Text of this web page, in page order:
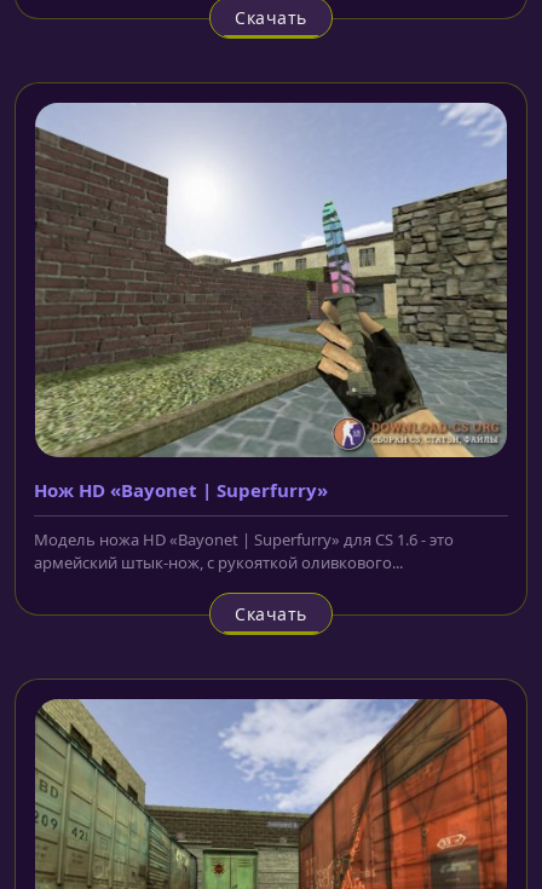
Скачать
Нож HD «Bayonet | Superfurry»
Модель ножа HD «Bayonet | Superfurry» для CS 1.6 - это
армейский штык-нож, с рукояткой оливкового...
Скачать